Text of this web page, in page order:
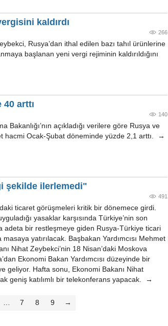
kaldırdı
266
Rusya’dan ithal edilen bazı tahıl ürünlerine
başlanan yeni vergi rejiminin kaldırıldığını
40 arttı
140
Bakanlığı’nın açıkladığı verilere göre Rusya ve
hacmi Ocak-Şubat döneminde yüzde 2,1 arttı. →
şekilde ilerlemedi"
491
ticaret görüşmeleri kritik bir dönemece girdi.
yasaklar karşısında Türkiye’nin son
adeta bir restleşmeye giden Rusya-Türkiye ticari
yatırılacak. Başbakan Yardımcısı Mehmet
Nihat Zeybekci’nin 18 Nisan’daki Moskova
Ekonomi Bakan Yardımcısı düzeyinde bir
geliyor. Hafta sonu, Ekonomi Bakanı Nihat
geniş katılımlı bir telekonferans yapacak. →
… 7 8 9 →